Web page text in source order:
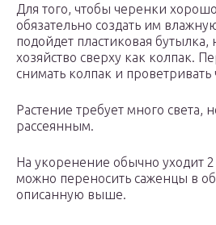
Для того, чтобы черенки
обязательно создать им
подойдет пластиковая
хозяйство сверху как колпак.
снимать колпак и проветривать
Растение требует много света,
рассеянным.
На укоренение обычно уходит 2
можно переносить саженцы в
описанную выше.